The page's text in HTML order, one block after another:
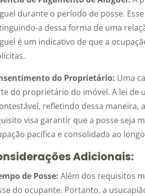
durante o período de posse.
a dessa forma de uma
é um indicativo de que a
do Proprietário: Uma
do proprietário do imóvel. A lei de
refletindo dessa maneira,
visa garantir que a posse seja
pacífica e consolidada ao
Adicionais:
de Posse: Além dos requisitos
do ocupante. Portanto, a